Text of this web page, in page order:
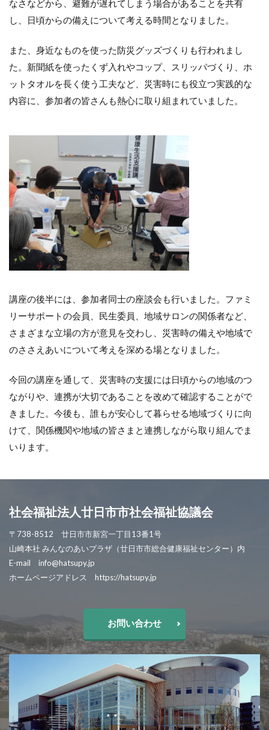
なさなどから、避難が遅れてしまう場合があることを共有
し、日頃からの備えについて考える時間となりました。
また、身近なものを使った防災グッズづくりも行われまし
た。新聞紙を使ったくず入れやコップ、スリッパづくり、ホ
ットタオルを長く使う工夫など、災害時にも役立つ実践的な
内容に、参加者の皆さんも熱心に取り組まれていました。
講座の後半には、参加者同士の座談会も行いました。ファミ
リーサポートの会員、民生委員、地域サロンの関係者など、
さまざまな立場の方が意見を交わし、災害時の備えや地域で
のささえあいについて考えを深める場となりました。
今回の講座を通して、災害時の支援には日頃からの地域のつ
ながりや、連携が大切であることを改めて確認することがで
きました。今後も、誰もが安心して暮らせる地域づくりに向
けて、関係機関や地域の皆さまと連携しながら取り組んでま
いります。
社会福祉法人廿日市市社会福祉協議会
〒738-8512 廿日市市新宮一丁目13番1号
山崎本社 みんなのあいプラザ（廿日市市総合健康福祉センター）内
E-mail info@hatsupy.jp
ホームページアドレス https://hatsupy.jp
お問い合わせ